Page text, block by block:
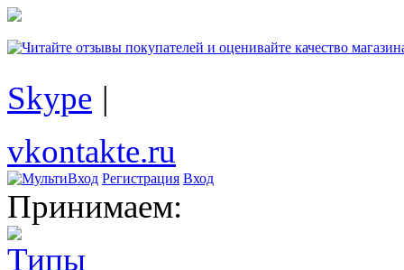
Skype |
vkontakte.ru
Регистрация Вход
Принимаем: